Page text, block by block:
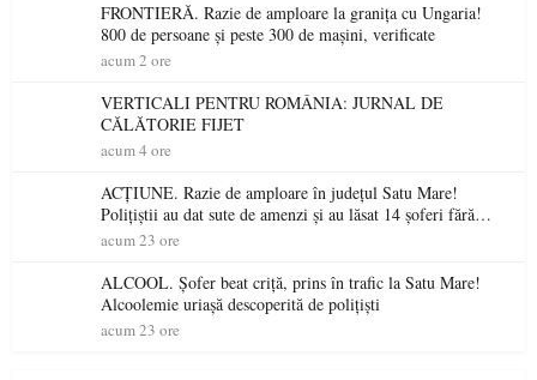
FRONTIERĂ. Razie de amploare la granița cu Ungaria!
800 de persoane și peste 300 de mașini, verificate
acum 2 ore
VERTICALI PENTRU ROMÂNIA: JURNAL DE
CĂLĂTORIE FIJET
acum 4 ore
ACȚIUNE. Razie de amploare în județul Satu Mare!
Polițiștii au dat sute de amenzi și au lăsat 14 șoferi fără
permis într-o singură zi
acum 23 ore
ALCOOL. Șofer beat criță, prins în trafic la Satu Mare!
Alcoolemie uriașă descoperită de polițiști
acum 23 ore